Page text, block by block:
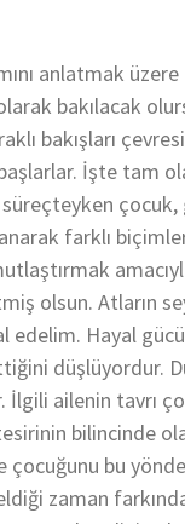
anlatmak
bakılacak
bakışları
İşte tam
çocuk,
farklı
olsun. Atların
edelim. Hayal
düşlüyordur.
İlgili ailenin tavrı
bilincinde
çocuğunu bu
zaman